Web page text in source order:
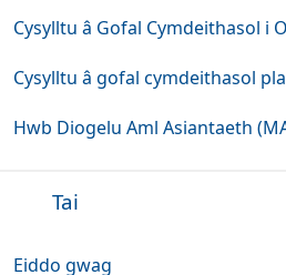
Cysylltu â Gofal Cymdeithasol i
Cysylltu â gofal cymdeithasol
Hwb Diogelu Aml Asiantaeth
Tai
Eiddo gwag